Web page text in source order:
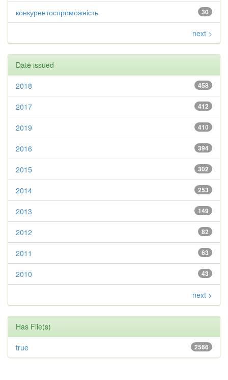
30
конкурентоспроможність
next >
Date issued
458
2018
412
2017
410
2019
394
2016
302
2015
253
2014
149
2013
82
2012
63
2011
43
2010
next >
Has File(s)
2566
true